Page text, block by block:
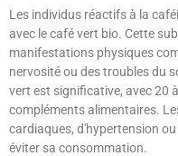
Les individus réactifs à la
avec le café vert bio. Cette
manifestations physiques
nervosité ou des troubles du
vert est significative, avec 20
compléments alimentaires.
cardiaques, d'hypertension
éviter sa consommation.